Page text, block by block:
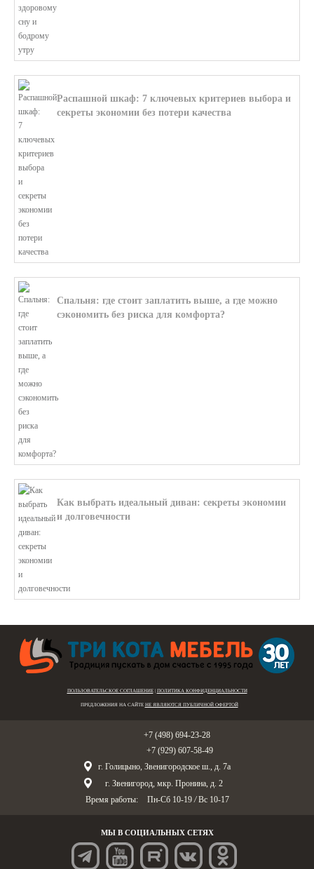
Распашной шкаф: 7 ключевых критериев выбора и
секреты экономии без потери качества
Спальня: где стоит заплатить выше, а где можно
сэкономить без риска для комфорта?
Как выбрать идеальный диван: секреты экономии
и долговечности
ПОЛЬЗОВАТЕЛЬСКОЕ СОГЛАШЕНИЕ| ПОЛИТИКА КОНФИДЕНЦИАЛЬНОСТИ
ПРЕДЛОЖЕНИЯ НА САЙТЕ НЕ ЯВЛЯЮТСЯ ПУБЛИЧНОЙ ОФЕРТОЙ
+7 (498) 694-23-28
+7 (929) 607-58-49
г. Голицыно, Звенигородское ш., д. 7а
г. Звенигород, мкр. Пронина, д. 2
Время работы:
Пн-Сб 10-19 / Вс 10-17
МЫ В СОЦИАЛЬНЫХ СЕТЯХ